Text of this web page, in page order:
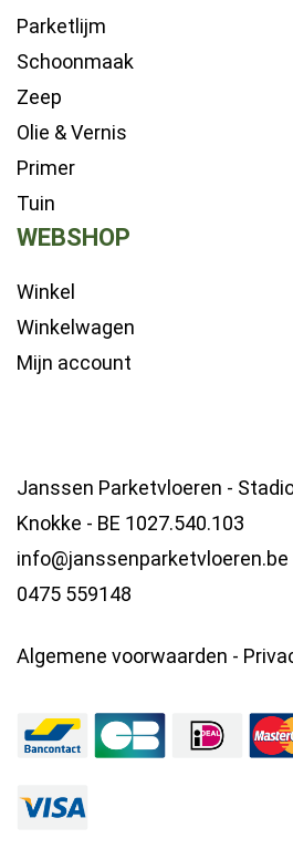
Parketlijm
Schoonmaak
Zeep
Olie & Vernis
Primer
Tuin
WEBSHOP
Winkel
Winkelwagen
Mijn account
Janssen Parketvloeren -
Knokke - BE 1027.540.103
info@janssenparketvloeren.be
0475 559148
Algemene voorwaarden -